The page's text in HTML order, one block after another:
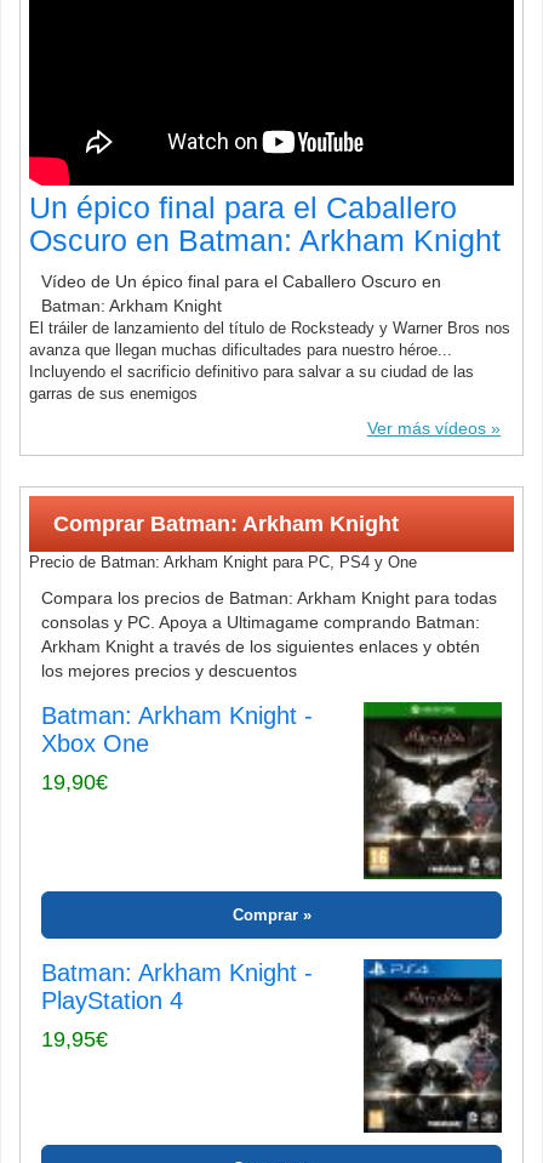
Un épico final para el Caballero
Oscuro en Batman: Arkham Knight
Vídeo de Un épico final para el Caballero Oscuro en
Batman: Arkham Knight
El tráiler de lanzamiento del título de Rocksteady y Warner Bros nos
avanza que llegan muchas dificultades para nuestro héroe...
Incluyendo el sacrificio definitivo para salvar a su ciudad de las
garras de sus enemigos
Ver más vídeos
Comprar Batman: Arkham Knight
Precio de Batman: Arkham Knight para PC, PS4 y One
Compara los precios de Batman: Arkham Knight para todas
consolas y PC. Apoya a Ultimagame comprando Batman:
Arkham Knight a través de los siguientes enlaces y obtén
los mejores precios y descuentos
Batman: Arkham Knight -
Xbox One
19,90€
Comprar
Batman: Arkham Knight -
PlayStation 4
19,95€